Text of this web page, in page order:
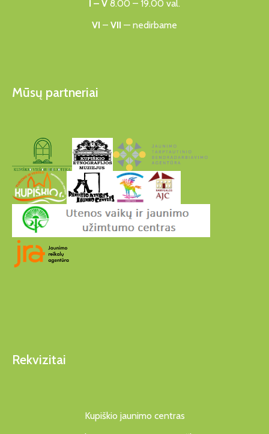
I – V 8.00 – 19.00 val.
VI – VII — nedirbame
Mūsų partneriai
Rekvizitai
Kupiškio jaunimo centras